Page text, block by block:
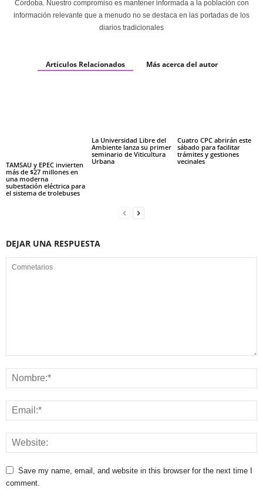
Córdoba. Nuestro compromiso es mantener informada a la población con
información relevante que a menudo no se destaca en las portadas de los
diarios tradicionales
Articulos Relacionados Más acerca del autor
TAMSAU y EPEC invierten
más de $27 millones en
una moderna
subestación eléctrica para
el sistema de trolebuses
La Universidad Libre del
Ambiente lanza su primer
seminario de Viticultura
Urbana
Cuatro CPC abrirán este
sábado para facilitar
trámites y gestiones
vecinales
DEJAR UNA RESPUESTA
Save my name, email, and website in this browser for the next time I
comment.